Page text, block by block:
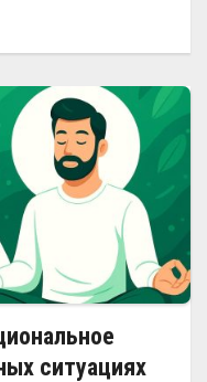
ситуациях